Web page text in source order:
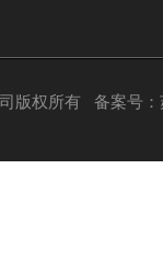
版权所有 备案号：